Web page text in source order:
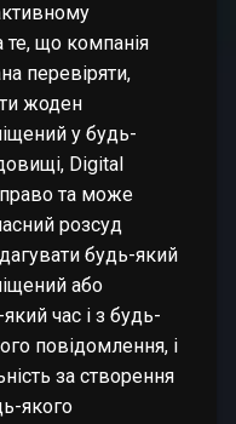
що компанія
перевіряти,
жоден
у будь-
Digital
та може
розсуд
будь-який
або
час і з будь-
повідомлення, і
за створення
якого